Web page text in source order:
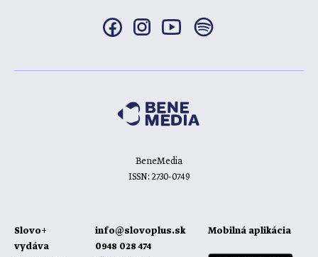
BeneMedia
ISSN: 2730-0749
Slovo+
vydáva
info@slovoplus.sk
0948 028 474
Mobilná aplikácia